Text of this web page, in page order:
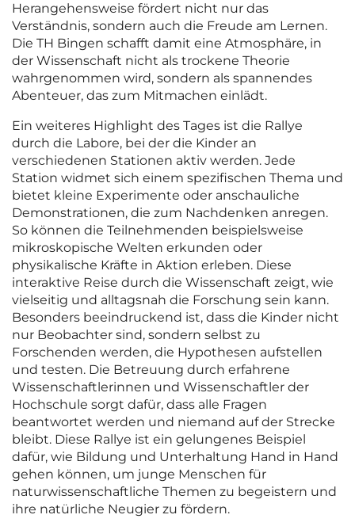
Herangehensweise fördert nicht nur das
Verständnis, sondern auch die Freude am Lernen.
Die TH Bingen schafft damit eine Atmosphäre, in
der Wissenschaft nicht als trockene Theorie
wahrgenommen wird, sondern als spannendes
Abenteuer, das zum Mitmachen einlädt.
Ein weiteres Highlight des Tages ist die Rallye
durch die Labore, bei der die Kinder an
verschiedenen Stationen aktiv werden. Jede
Station widmet sich einem spezifischen Thema und
bietet kleine Experimente oder anschauliche
Demonstrationen, die zum Nachdenken anregen.
So können die Teilnehmenden beispielsweise
mikroskopische Welten erkunden oder
physikalische Kräfte in Aktion erleben. Diese
interaktive Reise durch die Wissenschaft zeigt, wie
vielseitig und alltagsnah die Forschung sein kann.
Besonders beeindruckend ist, dass die Kinder nicht
nur Beobachter sind, sondern selbst zu
Forschenden werden, die Hypothesen aufstellen
und testen. Die Betreuung durch erfahrene
Wissenschaftlerinnen und Wissenschaftler der
Hochschule sorgt dafür, dass alle Fragen
beantwortet werden und niemand auf der Strecke
bleibt. Diese Rallye ist ein gelungenes Beispiel
dafür, wie Bildung und Unterhaltung Hand in Hand
gehen können, um junge Menschen für
naturwissenschaftliche Themen zu begeistern und
ihre natürliche Neugier zu fördern.